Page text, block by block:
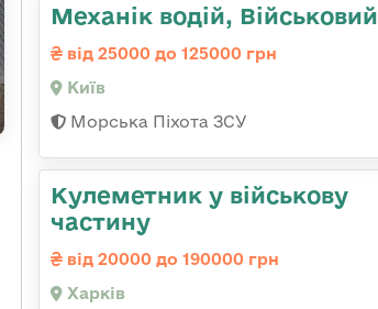
Механік водій, Військовий
від 25000 до 125000 грн
Київ
Морська Піхота ЗСУ
Кулеметник у військову
частину
від 20000 до 190000 грн
Харків